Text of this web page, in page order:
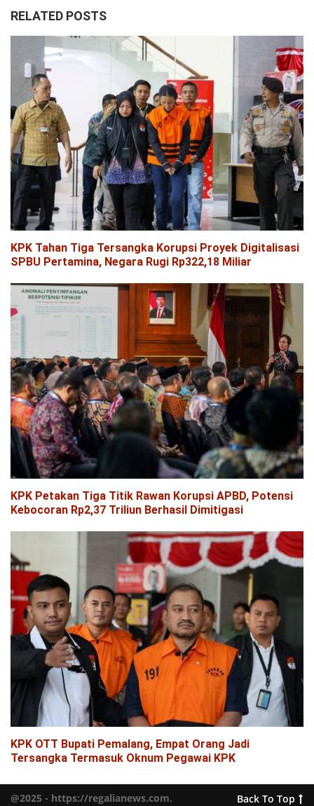
RELATED POSTS
KPK Tahan Tiga Tersangka Korupsi Proyek Digitalisasi
SPBU Pertamina, Negara Rugi Rp322,18 Miliar
KPK Petakan Tiga Titik Rawan Korupsi APBD, Potensi
Kebocoran Rp2,37 Triliun Berhasil Dimitigasi
KPK OTT Bupati Pemalang, Empat Orang Jadi
Tersangka Termasuk Oknum Pegawai KPK
@2025 - https://regalianews.com. Back To Top